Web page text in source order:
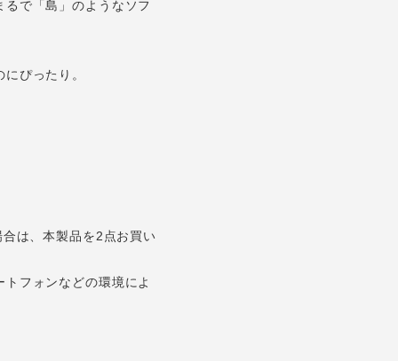
で「島」のようなソフ
ぴったり。
は、本製品を2点お買い
フォンなどの環境によ